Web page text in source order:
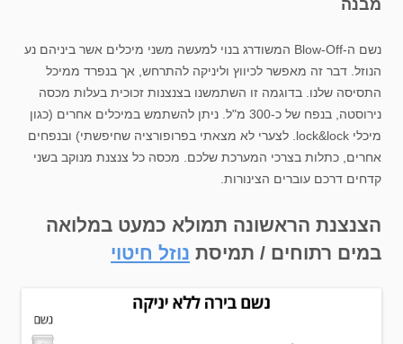
מבנה
נשם ה-Blow-Off המשודרג בנוי למעשה משני מיכלים אשר ביניהם נע
הנוזל. דבר זה מאפשר לכיווץ וליניקה להתרחש, אך בנפרד ממיכל
התסיסה שלנו. בדוגמה זו השתמשנו בצנצנות זכוכית בעלות מכסה
נירוסטה, בנפח של כ-300 מ"ל. ניתן להשתמש במיכלים אחרים (כגון
מיכלי lock&lock. לצערי לא מצאתי בפרופורציה שחיפשתי) ובנפחים
אחרים, כתלות בצרכי המערכת שלכם. מכסה כל צנצנת מנוקב בשני
קדחים דרכם עוברים הצינורות.
הצנצנת הראשונה תמולא כמעט במלואה
במים רתוחים / תמיסת נוזל חיטוי